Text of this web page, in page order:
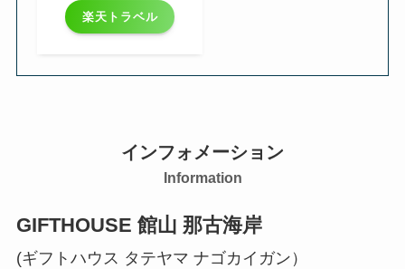
楽天トラベル
インフォメーション
Information
GIFTHOUSE 館山 那古海岸
(ギフトハウス タテヤマ ナゴカイガン）